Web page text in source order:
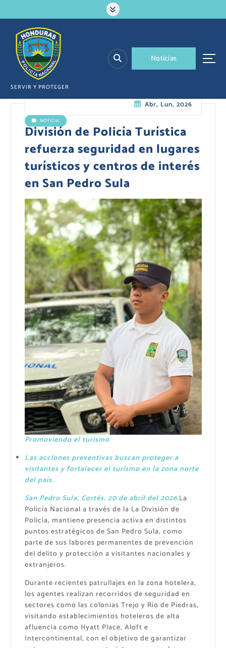
a
SERVIR Y PROTEGER
Noticias
Abr, Lun, 2026
NOTICIA
División de Policía Turística
refuerza seguridad en lugares
turísticos y centros de interés
en San Pedro Sula
Promoviendo el turismo
Las acciones preventivas buscan proteger a
visitantes y fortalecer el turismo en la zona norte
del país.
San Pedro Sula, Cortés. 20 de abril del 2026.La
Policía Nacional a través de la La División de
Policía, mantiene presencia activa en distintos
puntos estratégicos de San Pedro Sula, como
parte de sus labores permanentes de prevención
del delito y protección a visitantes nacionales y
extranjeros.
Durante recientes patrullajes en la zona hotelera,
los agentes realizan recorridos de seguridad en
sectores como las colonias Trejo y Río de Piedras,
visitando establecimientos hoteleros de alta
afluencia como Hyatt Place, Aloft e
Intercontinental, con el objetivo de garantizar